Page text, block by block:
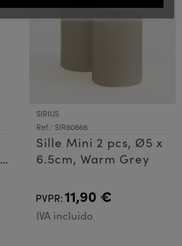
SIRIUS
Ref.: SIR80866
Sille Mini 2 pcs, Ø5 x
6.5cm, Warm Grey
PVPR:11,90 €
IVA incluido